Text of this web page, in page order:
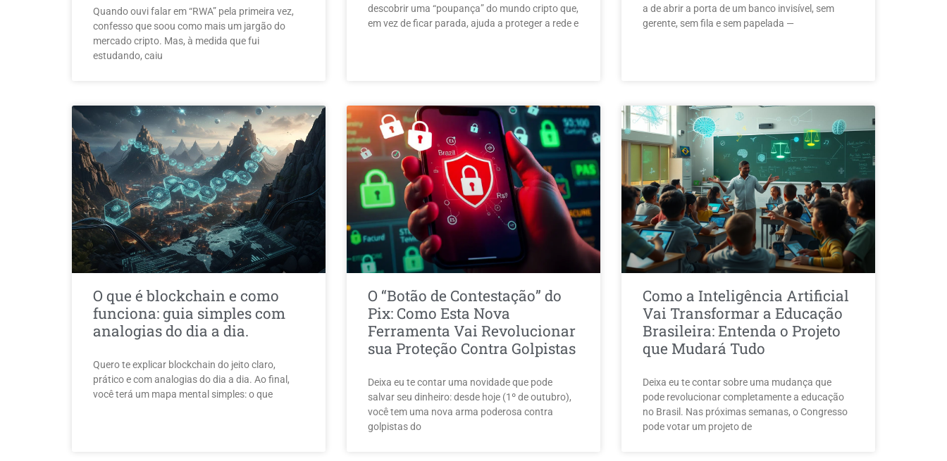
Quando ouvi falar em “RWA” pela primeira vez,
confesso que soou como mais um jargão do
mercado cripto. Mas, à medida que fui
estudando, caiu
descobrir uma “poupança” do mundo cripto que,
em vez de ficar parada, ajuda a proteger a rede e
a de abrir a porta de um banco invisível, sem
gerente, sem fila e sem papelada —
O que é blockchain e como
funciona: guia simples com
analogias do dia a dia.
Quero te explicar blockchain do jeito claro,
prático e com analogias do dia a dia. Ao final,
você terá um mapa mental simples: o que
O “Botão de Contestação” do
Pix: Como Esta Nova
Ferramenta Vai Revolucionar
sua Proteção Contra Golpistas
Deixa eu te contar uma novidade que pode
salvar seu dinheiro: desde hoje (1º de outubro),
você tem uma nova arma poderosa contra
golpistas do
Como a Inteligência Artificial
Vai Transformar a Educação
Brasileira: Entenda o Projeto
que Mudará Tudo
Deixa eu te contar sobre uma mudança que
pode revolucionar completamente a educação
no Brasil. Nas próximas semanas, o Congresso
pode votar um projeto de